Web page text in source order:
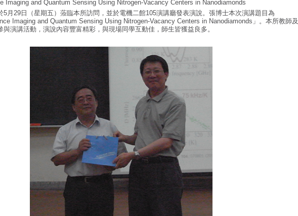
Imaging and Quantum Sensing Using Nitrogen-Vacancy Centers in Nanodiamonds
5月29日（星期五）蒞臨本所訪問，並於電機二館105演講廳發表演說。張博士本次演講題目為
Imaging and Quantum Sensing Using Nitrogen-Vacancy Centers in Nanodiamonds」。本所教師及
與演講活動，演說內容豐富精彩，與現場同學互動佳，師生皆獲益良多。